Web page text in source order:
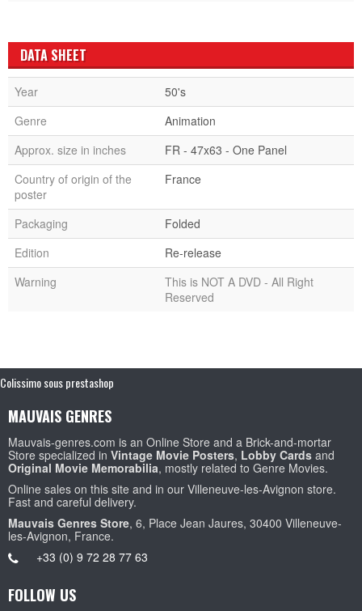
DATA SHEET
Year
50's
Genre
Animation
Approx. size in inches
FR - 47x63 - One Panel
Country of origin of the
poster
France
Packaging
Folded
Edition
Re-release
Warning
This is NOT A DVD - All Right
Reserved
Colissimo sous prestashop
MAUVAIS GENRES
Mauvais-genres.com is an Online Store and a Brick-and-mortar
Store specialized in Vintage Movie Posters, Lobby Cards and
Original Movie Memorabilia, mostly related to Genre Movies.
Online sales on this site and in our Villeneuve-les-Avignon store.
Fast and careful delivery.
Mauvais Genres Store, 6, Place Jean Jaures, 30400 Villeneuve-
les-Avignon, France.
+33 (0) 9 72 28 77 63
FOLLOW US